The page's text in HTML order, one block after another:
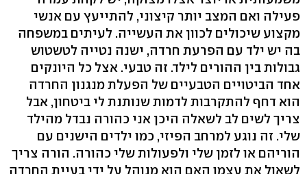
פעילה ואם המצב יותר קיצוני, להתייעץ עם אנשי
מקצוע שיכולים לכוון את העשייה. לעיתים במשפחה
בה יש ילד עם הפרעת חרדה, ישנה נטייה לטשטוש
גבולות בין ההורים לילד. זה טבעי. אצל כל היונקים
אחד הביטויים הטבעיים של הפעלת מנגנון החרדה
הוא דחף להתקרבות לדמות שנותנת לי ביטחון, אבל
צריך לשים לב לשאלה היכן אני כהורה נבדל מהילד
שלי. זה נוגע למרחב הפיזי, כמו ילדים הישנים עם
הוריהם או לזמן שלי ולפעולות שלי כהורה. הורה צריך
לשאול את עצמו האם הוא מנוהל על ידי בעיית החרדה